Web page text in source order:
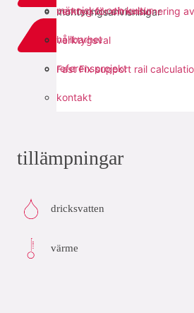
monteringsanvisningar
verktyg för dimensionering
verktygsval
Fast Fix support rail
människor och kultur
hållbarhet
referensprojekt
kontakt
dela med sig:
tillämpningar
dricksvatten
värme